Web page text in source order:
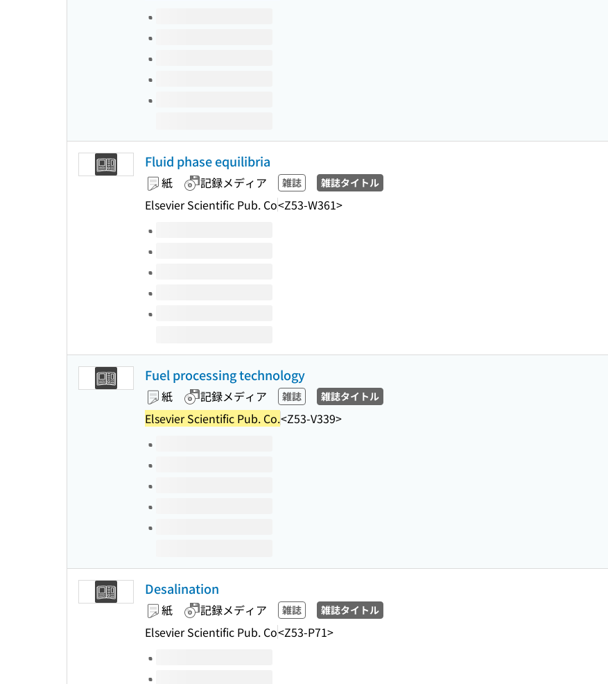
このタイトルの巻号
Fluid phase equilibria
紙 記録メディア 雑誌 雑誌タイトル
Elsevier Scientific Pub. Co<Z53-W361>
このタイトルの巻号
Fuel processing technology
紙 記録メディア 雑誌 雑誌タイトル
Elsevier Scientific Pub. Co.<Z53-V339>
このタイトルの巻号
Desalination
紙 記録メディア 雑誌 雑誌タイトル
Elsevier Scientific Pub. Co<Z53-P71>
このタイトルの巻号